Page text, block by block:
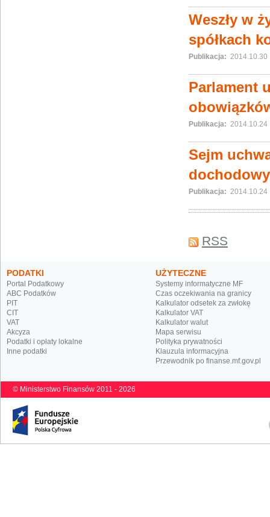
Weszły w
spółkach
Publikacja: 2014.10.30
Parlament
Publikacja: 2014.10.24
Sejm
Publikacja: 2014.10.24
RSS
PODATKI
Portal Podatkowy
ABC Podatków
PIT
CIT
VAT
Akcyza
Podatki i opłaty lokalne
Inne podatki
UŻYTECZNE
Systemy informatyczne MF
Czas oczekiwania na granicy
Kalkulator odsetek za zwłokę
Kalkulator VAT
Kalkulator walut
Mapa serwisu
Polityka prywatności
Klauzula informacyjna
Przewodnik po finanse.mf.gov.pl
© Ministerstwo Finansów 2011 - 2026